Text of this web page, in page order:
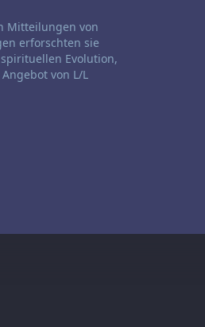
Mitteilungen von
erforschten sie
Evolution,
von L/L